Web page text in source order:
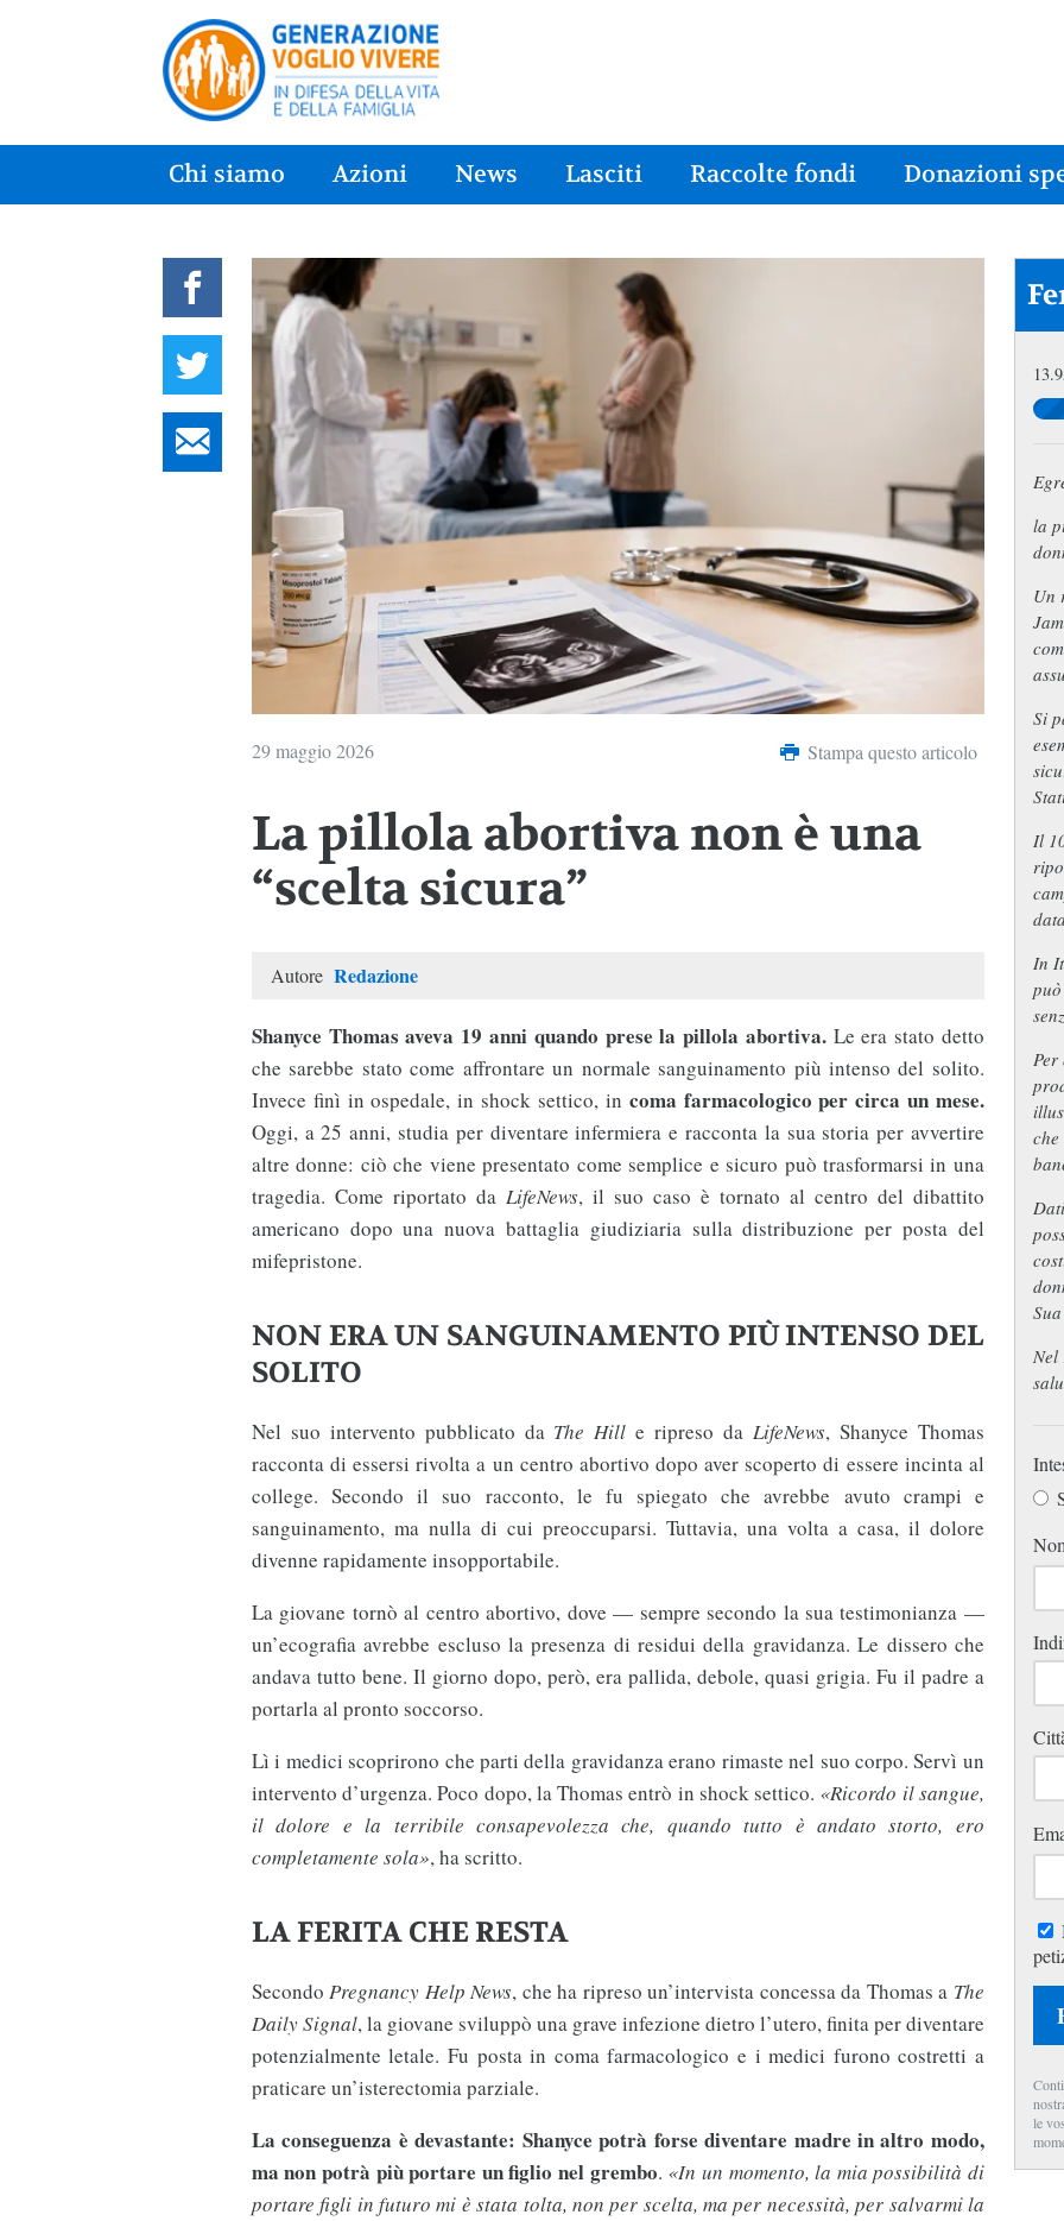
Chi siamo Azioni News Lasciti Raccolte fondi Donazioni
29 maggio 2026 Stampa questo articolo
La pillola abortiva non è una
“scelta sicura”
Autore Redazione
Shanyce Thomas aveva 19 anni quando prese la pillola abortiva.Le era stato detto
che sarebbe stato come affrontare un normale sanguinamento più intenso del solito.
Invece finì in ospedale, in shock settico, in coma farmacologico per circa un mese.
Oggi, a 25 anni, studia per diventare infermiera e racconta la sua storia per avvertire
altre donne: ciò che viene presentato come semplice e sicuro può trasformarsi in una
tragedia. Come riportato da LifeNews, il suo caso è tornato al centro del dibattito
americano dopo una nuova battaglia giudiziaria sulla distribuzione per posta del
mifepristone.
NON ERA UN SANGUINAMENTO PIÙ INTENSO DEL
SOLITO
Nel suo intervento pubblicato da The Hill e ripreso daLifeNews, Shanyce Thomas
racconta di essersi rivolta a un centro abortivo dopo aver scoperto di essere incinta al
college. Secondo il suo racconto, le fu spiegato che avrebbe avuto crampi e
sanguinamento, ma nulla di cui preoccuparsi. Tuttavia, una volta a casa, il dolore
divenne rapidamente insopportabile.
La giovane tornò al centro abortivo, dove — sempre secondo la sua testimonianza —
un’ecografia avrebbe escluso la presenza di residui della gravidanza. Le dissero che
andava tutto bene. Il giorno dopo, però, era pallida, debole, quasi grigia. Fu il padre a
portarla al pronto soccorso.
Lì i medici scoprirono che parti della gravidanza erano rimaste nel suo corpo. Servì un
intervento d’urgenza. Poco dopo, la Thomas entrò in shock settico. «Ricordo il sangue,
il dolore e la terribile consapevolezza che, quando tutto è andato storto, ero
completamente sola», ha scritto.
LA FERITA CHE RESTA
SecondoPregnancy Help News, che ha ripreso un’intervista concessa da Thomas a The
Daily Signal, la giovane sviluppò una grave infezione dietro l’utero, finita per diventare
potenzialmente letale. Fu posta in coma farmacologico e i medici furono costretti a
praticare un’isterectomia parziale.
La conseguenza è devastante: Shanyce potrà forse diventare madre in altro modo,
ma non potrà più portare un figlio nel grembo. «In un momento, la mia possibilità di
portare figli in futuro mi è stata tolta, non per scelta, ma per necessità, per salvarmi la
la
Un
Si
Il
In
Per
Nel
le